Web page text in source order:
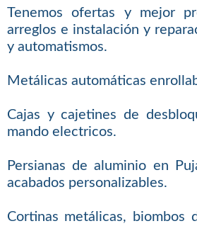
Tenemos ofertas y mejor
arreglos e instalación y
y automatismos.
Metálicas automáticas
Cajas y cajetines de
mando electricos.
Persianas de aluminio en
acabados personalizables.
Cortinas metálicas, biombos